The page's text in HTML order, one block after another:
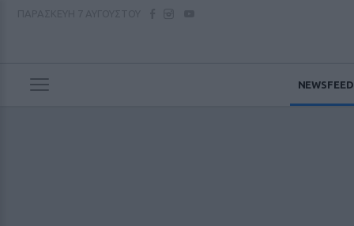
NEWSFEED